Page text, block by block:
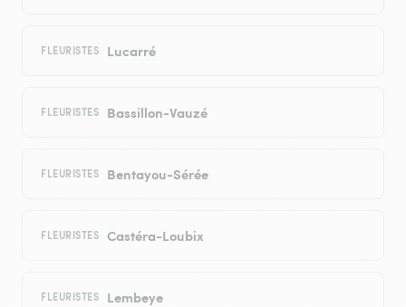
FLEURISTES Lucarré
FLEURISTES Bassillon-Vauzé
FLEURISTES Bentayou-Sérée
FLEURISTES Castéra-Loubix
FLEURISTES Lembeye